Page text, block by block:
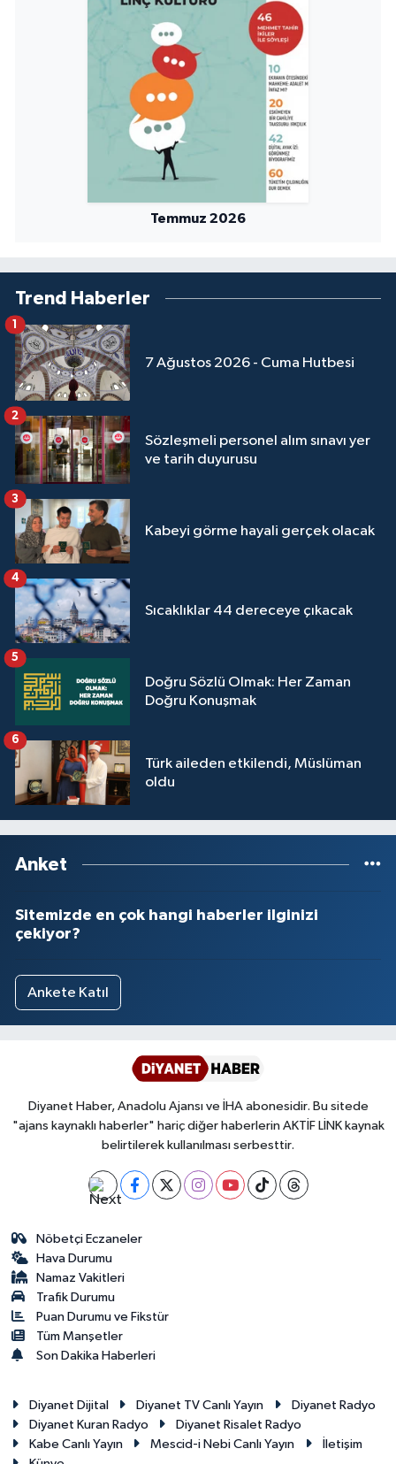
Temmuz 2026
Trend Haberler
7 Ağustos 2026 - Cuma Hutbesi
1
Sözleşmeli personel alım sınavı yer
ve tarih duyurusu
2
Kabeyi görme hayali gerçek olacak
3
Sıcaklıklar 44 dereceye çıkacak
4
Doğru Sözlü Olmak: Her Zaman
Doğru Konuşmak
5
Türk aileden etkilendi, Müslüman
oldu
6
Anket
Sitemizde en çok hangi haberler ilginizi
çekiyor?
Ankete Katıl
Diyanet Haber, Anadolu Ajansı ve İHA abonesidir. Bu sitede
"ajans kaynaklı haberler" hariç diğer haberlerin AKTİF LİNK kaynak
belirtilerek kullanılması serbesttir.
Nöbetçi Eczaneler
Hava Durumu
Namaz Vakitleri
Trafik Durumu
Puan Durumu ve Fikstür
Tüm Manşetler
Son Dakika Haberleri
Diyanet Dijital Diyanet TV Canlı Yayın
Diyanet Radyo
Diyanet Kuran Radyo
Diyanet Risalet Radyo
Kabe Canlı Yayın
Mescid-i Nebi Canlı Yayın
İletişim
Osmaniye Müftülüğü
Rize Müftülüğü
Sakarya Müftülüğü
Samsun Müftülüğü
Şanlıurfa Müftülüğü
Şırnak Müftülüğü
Tekirdağ Müftülüğü
Tokat Müftülüğü
Trabzon Müftülüğü
Tunceli Müftülüğü
Uşak Müftülüğü
Van Müftülüğü
Yalova Müftülüğü
Zonguldak Müftülüğü